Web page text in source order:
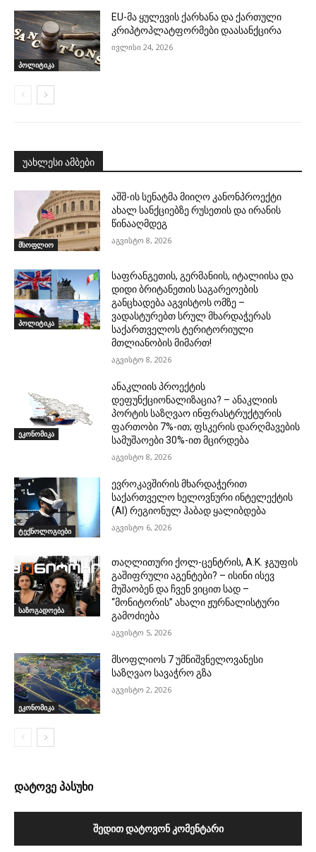
პოლიტიკა
EU-მა ყულევის ქარხანა და ქართული
კრიპტოპლატფორმები დაასანქცირა
ივლისი 24, 2026
უახლესი ამბები
მსოფლიო
აშშ-ის სენატმა მიიღო კანონპროექტი
ახალ სანქციებზე რუსეთის და ირანის
წინააღმდეგ
აგვისტო 8, 2026
პოლიტიკა
საფრანგეთის, გერმანიის, იტალიისა და
დიდი ბრიტანეთის საგარეოების
განცხადება აგვისტოს ომზე –
ვადასტურებთ სრულ მხარდაჭერას
საქართველოს ტერიტორიული
მთლიანობის მიმართ!
აგვისტო 8, 2026
ეკონომიკა
ანაკლიის პროექტის
დეფუნქციონალიზაცია? – ანაკლიის
პორტის საზღვაო ინფრასტრუქტურის
ფართობი 7%-ით; ფსკერის დარღმავების
სამუშაოები 30%-ით მცირდება
აგვისტო 8, 2026
ტექნოლოგიები
ევროკავშირის მხარდაჭერით
საქართველო ხელოვნური ინტელექტის
(AI) რეგიონულ ჰაბად ყალიბდება
აგვისტო 6, 2026
საზოგადოება
თაღლითური ქოლ-ცენტრის, A.K. ჯგუფის
გაშიფრული აგენტები? – ისინი ისევ
მუშაობენ და ჩვენ ვიცით სად –
“მონიტორის” ახალი ჟურნალისტური
გამოძიება
აგვისტო 5, 2026
ეკონომიკა
მსოფლიოს 7 უმნიშვნელოვანესი
საზღვაო სავაჭრო გზა
აგვისტო 2, 2026
დატოვე პასუხი
ᲨᲔᲓᲘᲗ ᲓᲐᲢᲝᲕᲝᲜ ᲙᲝᲛᲔᲜᲢᲐᲠᲘ